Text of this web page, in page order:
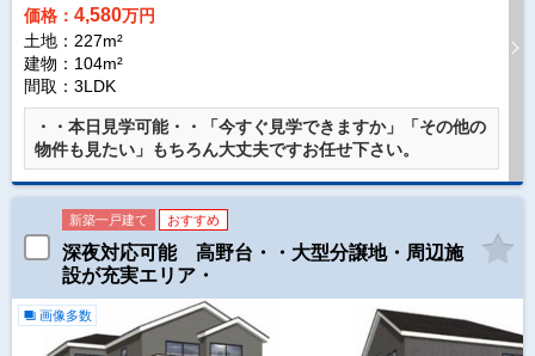
価格： 4,580万円
土地：227m²
建物：104m²
間取：3LDK
・・本日見学可能・・「今すぐ見学できますか」「その他の
物件も見たい」もちろん大丈夫ですお任せ下さい。
新築一戸建て おすすめ
深夜対応可能 高野台・・大型分譲地・周辺施
設が充実エリア・
画像多数